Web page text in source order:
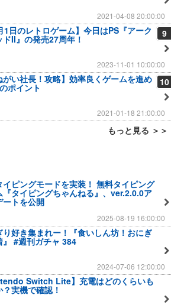
2021-04-08 20:00:00
9
1日のレトロゲーム】今日はPS『アーク
II』の発売27周年！
2023-11-01 10:00:00
10
がい社長！攻略】効率良くゲームを進め
ポイント
2021-01-18 21:00:00
もっと見る ＞＞
イピングモードを実装！ 無料タイピング
『タイピングちゃんねる』、ver.2.0.0ア
ートを公開
2025-08-19 16:00:00
り好き集まれー！『食いしん坊！おにぎ
』 #週刊ガチャ 384
2024-07-06 12:00:00
Switch Lite】充電はどのくらいも
実機で確認！